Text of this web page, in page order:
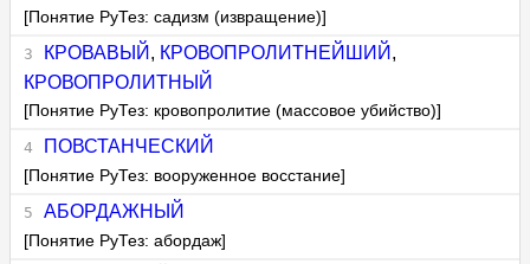
[Понятие РуТез: садизм (извращение)]
КРОВАВЫЙ , КРОВОПРОЛИТНЕЙШИЙ ,
КРОВОПРОЛИТНЫЙ
[Понятие РуТез: кровопролитие (массовое убийство)]
ПОВСТАНЧЕСКИЙ
[Понятие РуТез: вооруженное восстание]
АБОРДАЖНЫЙ
[Понятие РуТез: абордаж]